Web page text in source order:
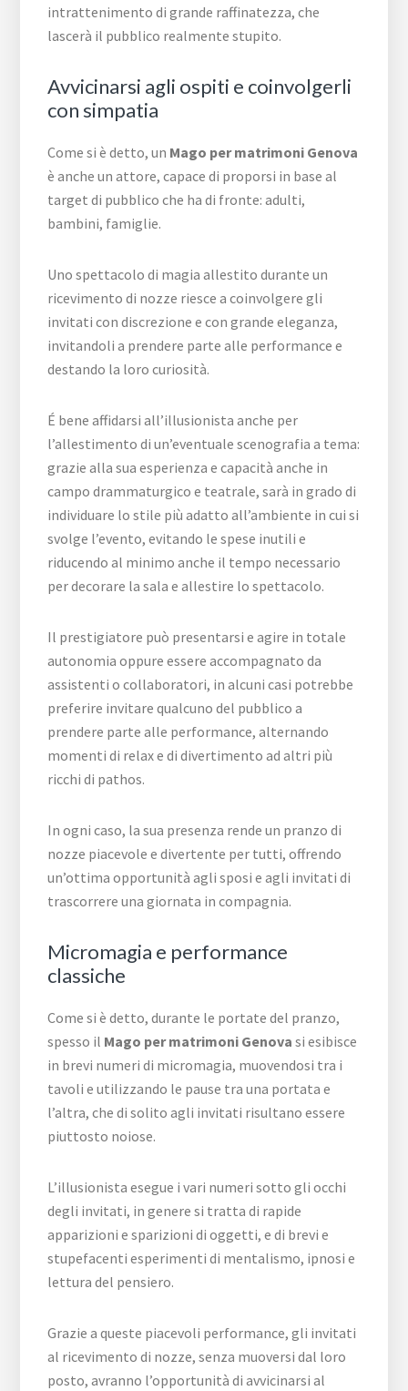
intrattenimento di grande raffinatezza, che
lascerà il pubblico realmente stupito.
Avvicinarsi agli ospiti e coinvolgerli
con simpatia
Come si è detto, un Mago per matrimoni Genova
è anche un attore, capace di proporsi in base al
target di pubblico che ha di fronte: adulti,
bambini, famiglie.
Uno spettacolo di magia allestito durante un
ricevimento di nozze riesce a coinvolgere gli
invitati con discrezione e con grande eleganza,
invitandoli a prendere parte alle performance e
destando la loro curiosità.
É bene affidarsi all’illusionista anche per
l’allestimento di un’eventuale scenografia a tema:
grazie alla sua esperienza e capacità anche in
campo drammaturgico e teatrale, sarà in grado di
individuare lo stile più adatto all’ambiente in cui si
svolge l’evento, evitando le spese inutili e
riducendo al minimo anche il tempo necessario
per decorare la sala e allestire lo spettacolo.
Il prestigiatore può presentarsi e agire in totale
autonomia oppure essere accompagnato da
assistenti o collaboratori, in alcuni casi potrebbe
preferire invitare qualcuno del pubblico a
prendere parte alle performance, alternando
momenti di relax e di divertimento ad altri più
ricchi di pathos.
In ogni caso, la sua presenza rende un pranzo di
nozze piacevole e divertente per tutti, offrendo
un’ottima opportunità agli sposi e agli invitati di
trascorrere una giornata in compagnia.
Micromagia e performance
classiche
Come si è detto, durante le portate del pranzo,
spesso il Mago per matrimoni Genova si esibisce
in brevi numeri di micromagia, muovendosi tra i
tavoli e utilizzando le pause tra una portata e
l’altra, che di solito agli invitati risultano essere
piuttosto noiose.
L’illusionista esegue i vari numeri sotto gli occhi
degli invitati, in genere si tratta di rapide
apparizioni e sparizioni di oggetti, e di brevi e
stupefacenti esperimenti di mentalismo, ipnosi e
lettura del pensiero.
Grazie a queste piacevoli performance, gli invitati
al ricevimento di nozze, senza muoversi dal loro
posto, avranno l’opportunità di avvicinarsi al